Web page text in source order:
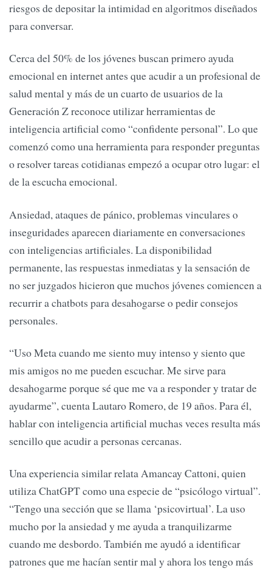
riesgos de depositar la intimidad en algoritmos diseñados
para conversar.
Cerca del 50% de los jóvenes buscan primero ayuda
emocional en internet antes que acudir a un profesional de
salud mental y más de un cuarto de usuarios de la
Generación Z reconoce utilizar herramientas de
inteligencia artificial como “confidente personal”. Lo que
comenzó como una herramienta para responder preguntas
o resolver tareas cotidianas empezó a ocupar otro lugar: el
de la escucha emocional.
Ansiedad, ataques de pánico, problemas vinculares o
inseguridades aparecen diariamente en conversaciones
con inteligencias artificiales. La disponibilidad
permanente, las respuestas inmediatas y la sensación de
no ser juzgados hicieron que muchos jóvenes comiencen a
recurrir a chatbots para desahogarse o pedir consejos
personales.
“Uso Meta cuando me siento muy intenso y siento que
mis amigos no me pueden escuchar. Me sirve para
desahogarme porque sé que me va a responder y tratar de
ayudarme”, cuenta Lautaro Romero, de 19 años. Para él,
hablar con inteligencia artificial muchas veces resulta más
sencillo que acudir a personas cercanas.
Una experiencia similar relata Amancay Cattoni, quien
utiliza ChatGPT como una especie de “psicólogo virtual”.
“Tengo una sección que se llama ‘psicovirtual’. La uso
mucho por la ansiedad y me ayuda a tranquilizarme
cuando me desbordo. También me ayudó a identificar
patrones que me hacían sentir mal y ahora los tengo más